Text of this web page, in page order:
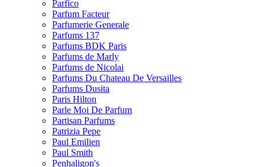
Parfico
Parfum Facteur
Parfumerie Generale
Parfums 137
Parfums BDK Paris
Parfums de Marly
Parfums de Nicolai
Parfums Du Chateau De Versailles
Parfums Dusita
Paris Hilton
Parle Moi De Parfum
Partisan Parfums
Patrizia Pepe
Paul Emilien
Paul Smith
Penhaligon's